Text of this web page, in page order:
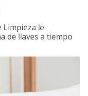
Limpieza le
de llaves a tiempo